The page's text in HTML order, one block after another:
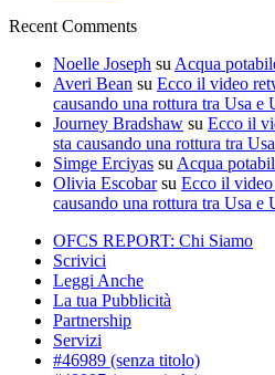
Recent Comments
Noelle Joseph su Acqua
Averi Bean su Ecco il video
causando una rottura tra Usa e
Journey Bradshaw su Ecco il
sta causando una rottura tra
Simge Erciyas su Acqua
Olivia Escobarsu Ecco il video
causando una rottura tra Usa e
OFCS REPORT: Chi Siamo
Scrivici
Leggi Anche
La tua Pubblicità
Partnership
Servizi
#46989 (senza titolo)